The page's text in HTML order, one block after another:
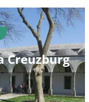
Creuzburg